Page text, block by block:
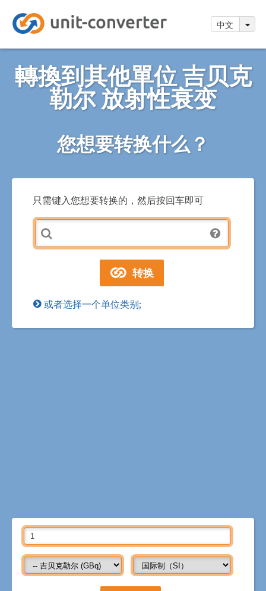
中文
轉換到其他單位 吉贝克
勒尔 放射性衰变
您想要转换什么？
只需键入您想要转换的，然后按回车即可
或者选择一个单位类别;